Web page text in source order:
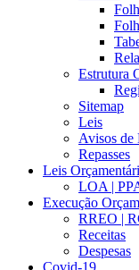
Estrutura
Sitemap
Leis
Avisos de
Repasses
Leis
LOA |
Execução
RREO |
Receitas
Despesas
Covid-19